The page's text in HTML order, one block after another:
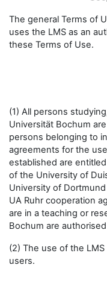
The general Terms of
uses the LMS as an
these Terms of Use.
(1) All persons
Universität Bochum
persons belonging to
agreements for the
established are
of the University of
University of
UA Ruhr cooperation
are in a teaching or
Bochum are
(2) The use of the
users.